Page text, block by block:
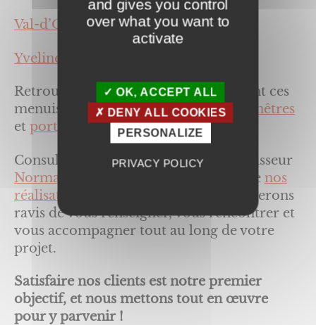
Val-d’Oise (95),
Yvelines (78).
Retrouver les informations concernant ces
menuiseries sur nos pages dédiées :
fenêtres
et portes d’entrée.
Consultez les produits de notre fournisseur
Normabaie
, et prenez connaissance de nos
réalisations
. Nous serons
ravis de vous renseigner, vous rencontrer et
vous accompagner tout au long de votre
projet.
Satisfaire nos clients est notre premier
objectif, et nous mettons tout en œuvre
pour y parvenir !
and gives you control
over what you want to
activate
OK, ACCEPT ALL
DENY ALL COOKIES
PERSONALIZE
PRIVACY POLICY